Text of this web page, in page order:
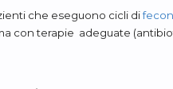
che eseguono cicli di
con terapie adeguate